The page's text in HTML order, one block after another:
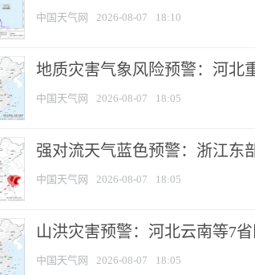
中国天气网 2026-08-07 18:10
地质灾害气象风险预警：河北
中国天气网 2026-08-07 18:05
强对流天气蓝色预警：浙江东
中国天气网 2026-08-07 18:05
山洪灾害预警：河北云南等7
中国天气网 2026-08-07 18:05